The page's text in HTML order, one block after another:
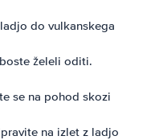
do vulkanskega
želeli oditi.
se na pohod skozi
na izlet z ladjo